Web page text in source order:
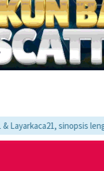
sinopsis lengkap, dan